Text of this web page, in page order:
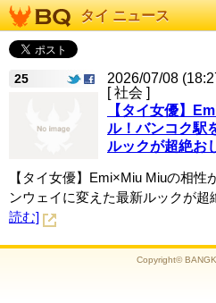
タイ ニュース
25
2026/07/08
[ 社会 ]
【タイ女優】
ル！バンコク駅
ルックが超絶お
【タイ女優】Emi×Miu Miuの相性
ンウェイに変えた最新ルックが
読む]
Copyright©